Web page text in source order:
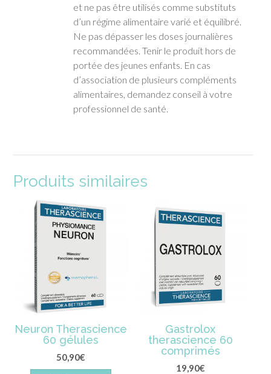
et ne pas être utilisés comme substituts
d’un régime alimentaire varié et équilibré.
Ne pas dépasser les doses journalières
recommandées. Tenir le produit hors de
portée des jeunes enfants. En cas
d’association de plusieurs compléments
alimentaires, demandez conseil à votre
professionnel de santé.
Produits similaires
Neuron Therascience
60 gélules
50,90€
Gastrolox
therascience 60
comprimés
19,90€